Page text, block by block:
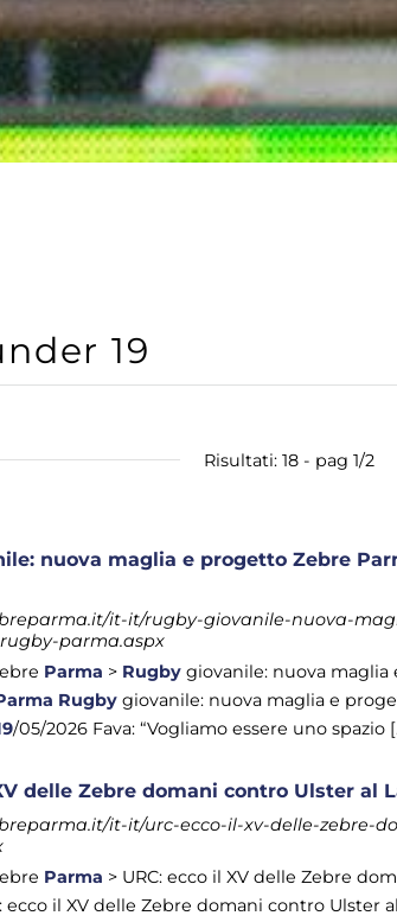
Risultati: 18 - pag 1/2
nuova maglia e progetto Zebre
it-it/rugby-giovanile-nuova-
parma.aspx
Parma > Rugby giovanile: nuova
Rugby giovanile: nuova maglia e
/05/2026 Fava: “Vogliamo essere uno spazio
delle Zebre domani contro Ulster al
it-it/urc-ecco-il-xv-delle-zebre-
Parma > URC: ecco il XV delle Zebre
ecco il XV delle Zebre domani contro Ulster